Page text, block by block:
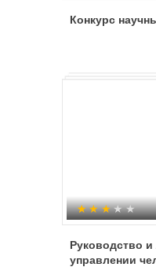
Конкурс
Руководство
управлении